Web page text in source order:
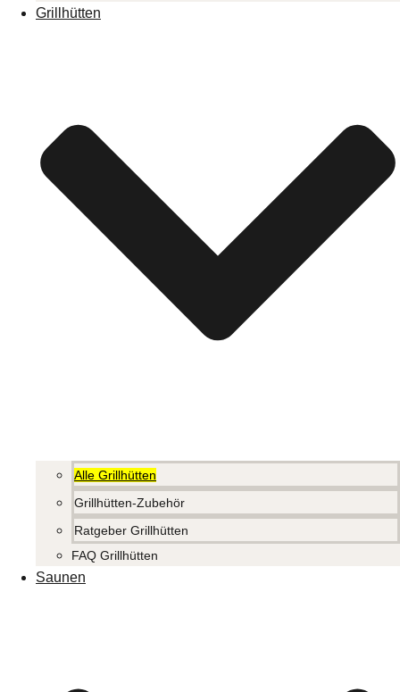
Grillhütten
Alle Grillhütten
Grillhütten-Zubehör
Ratgeber Grillhütten
FAQ Grillhütten
Saunen